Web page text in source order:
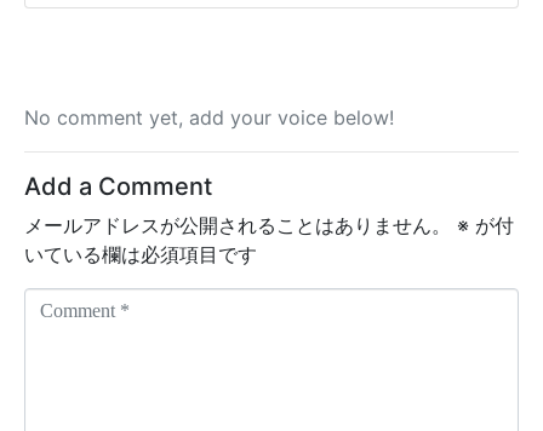
No comment yet, add your voice below!
Add a Comment
メールアドレスが公開されることはありません。 ※ が付
いている欄は必須項目です